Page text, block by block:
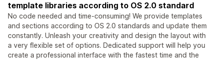
template libraries according to OS 2.0 standard
No code needed and time-consuming! We provide templates
and sections according to OS 2.0 standards and update them
constantly. Unleash your creativity and design the layout with
a very flexible set of options. Dedicated support will help you
create a professional interface with the fastest time and the